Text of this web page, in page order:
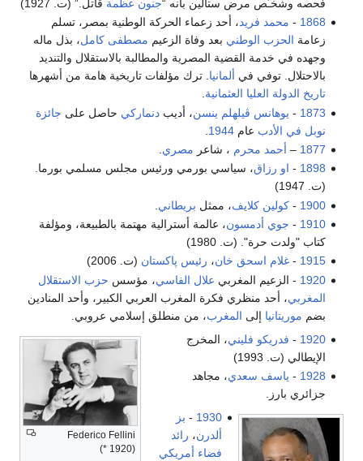
فحصه وشخـَّص مرض ستالين بأنه “جنون عظمة قاتل.” (ت. 1927)
1868
- محمد فريد، أحد زعماء الحركة الوطنية بمصر، تسلم
زعامة الحزب الوطني بعد وفاة الزعيم مصطفى كامل، بذل ماله
وجهده في خدمة القضية المصرية والمطالبة بالاستقلال والتنديد
بالاحتلال. توفي في ألمانيا . ترك مؤلفات تاريخية هامة من أشهرها
تاريخ الدولة العليا العثمانية
1873
- يوهانس ڤيلهلم ينسن، أديبدنماركي حاصل على جائزة
نوبل في الأدب عام1944
1877
– أحمد محرم ، شاعر مصري
1898
- او رزاق، سياسي بورمي ورئيس مجلس مسلمي بورما.
(ت. 1947)
1900
-كولين كلايف، ممثل بريطاني
1910
- جوي أدمسون، عالمة أسترالية مهتمة بالطبيعة، ومؤلفة
كتاب "ولدت حرة". (ت. 1980)
1915
-غلام اسحق خان، رئيس پاكستان (ت. 2006)
1920 - الزعيم المغربي علال الفاسي، مؤسس حزب الاستقلال
المغربي، أحد منظري فكرة المغرب العربي الكبير، وأحد المنادين
بضم موريتانيا إلى المغرب، من منطلق إسلامي عروبي.
Federico Fellini
(* 1920)
1920
- فدريكو فليني، المخرج
الإيطالي (ت. 1993)
1928
- ياسف سعدي، مجاهد
جزائري بارز.
1930
- بز
ألدرن، رائد
فضاء أمريكي